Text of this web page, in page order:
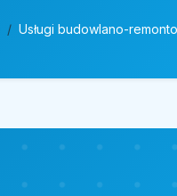
Usługi budowlano-